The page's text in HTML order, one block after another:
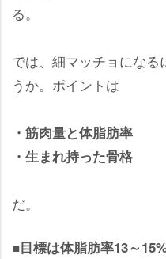
る。
では、細マッチョにな
うか。ポイントは
・筋肉量と体脂肪率
・生まれ持った骨格
だ。
■目標は体脂肪率13～